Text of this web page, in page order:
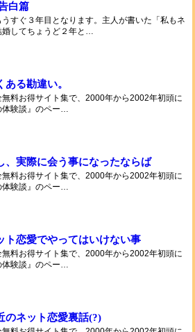
白篇
すぐ３年目となります。主人が書いた「私もネ
婚してちょうど２年と…
る勘違い。
料お得サイト集で、2000年から2002年初頭に
体験談』のペー…
、実際に会う事になったならば
料お得サイト集で、2000年から2002年初頭に
体験談』のペー…
ト恋愛でやってはいけない事
料お得サイト集で、2000年から2002年初頭に
体験談』のペー…
のネット恋愛裏話(?)